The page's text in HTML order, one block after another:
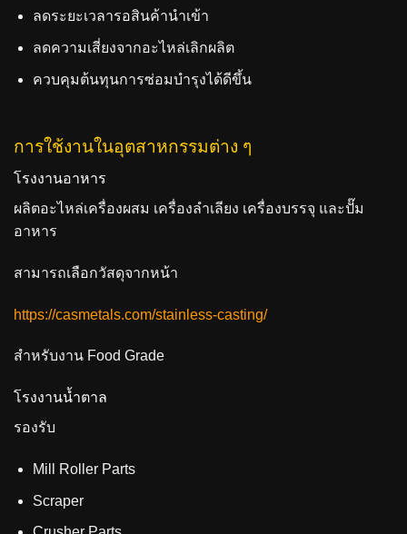
ลดระยะเวลารอสินค้านำเข้า
ลดความเสี่ยงจากอะไหล่เลิกผลิต
ควบคุมต้นทุนการซ่อมบำรุงได้ดีขึ้น
การใช้งานในอุตสาหกรรมต่าง ๆ
โรงงานอาหาร
ผลิตอะไหล่เครื่องผสม เครื่องลำเลียง เครื่องบรรจุ และปั๊ม
อาหาร
สามารถเลือกวัสดุจากหน้า
https://casmetals.com/stainless-casting/
สำหรับงาน Food Grade
โรงงานน้ำตาล
รองรับ
Mill Roller Parts
Scraper